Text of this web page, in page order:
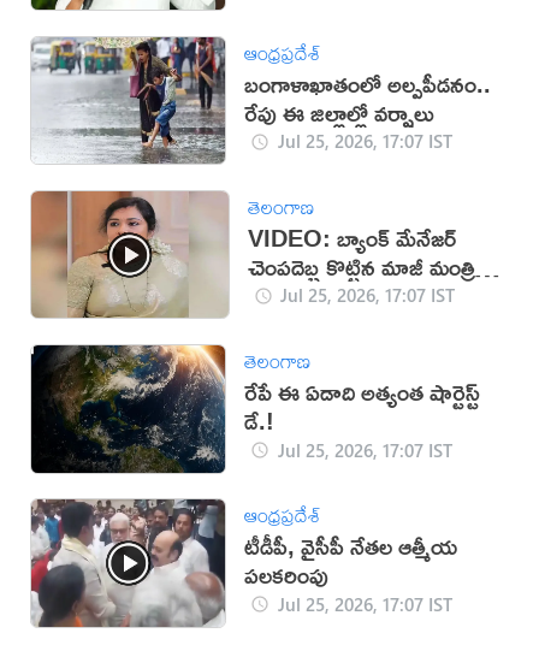
ఆంధ్రప్రదేశ్
బంగాళాఖాతంలో అల్పపీడనం..
రేపు ఈ జిల్లాల్లో వర్షాలు
Jul 25, 2026, 17:07 IST
తెలంగాణ
VIDEO: బ్యాంక్ మేనేజర్
చెంపదెబ్బ కొట్టిన మాజీ మంత్రి
కూతురు
Jul 25, 2026, 17:07 IST
తెలంగాణ
రేపే ఈ ఏడాది అత్యంత షార్టెస్ట్
డే.!
Jul 25, 2026, 17:07 IST
ఆంధ్రప్రదేశ్
టీడీపీ, వైసీపీ నేతల ఆత్మీయ
పలకరింపు
Jul 25, 2026, 17:07 IST